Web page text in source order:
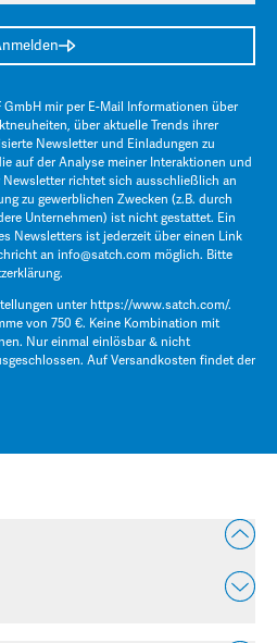
GmbH mir per E-Mail Informationen über
über aktuelle Trends ihrer
Newsletter und Einladungen zu
auf der Analyse meiner Interaktionen und
Newsletter richtet sich ausschließlich an
zu gewerblichen Zwecken (z.B. durch
Unternehmen) ist nicht gestattet. Ein
Newsletters ist jederzeit über einen Link
an info@satch.com möglich. Bitte
.
unter https://www.satch.com/.
von 750 €. Keine Kombination mit
Nur einmal einlösbar & nicht
Auf Versandkosten findet der